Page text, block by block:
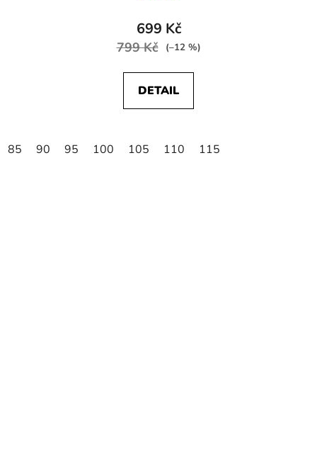
699 Kč
799 Kč (–12 %)
DETAIL
85 90 95 100 105 110 115